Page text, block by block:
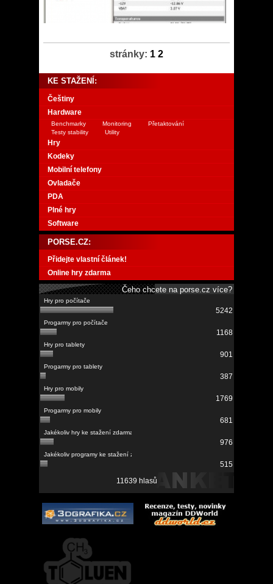
stránky: 1 2
KE STAŽENÍ:
Češtiny
Hardware
Benchmarky Monitoring
Přetaktování
Testy stability
Utility
Hry
Kodeky
Mobilní telefony
Ovladače
PDA
Plné hry
Software
PORSE.CZ:
Přidejte vlastní článek!
Online hry zdarma
Čeho chcete na porse.cz více?
5242
1168
901
387
1769
681
976
515
11639 hlasů